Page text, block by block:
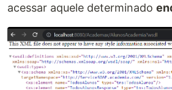
acessar aquele determinado